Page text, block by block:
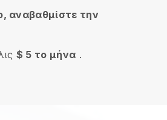
αναβαθμίστε την
$ 5 το μήνα .